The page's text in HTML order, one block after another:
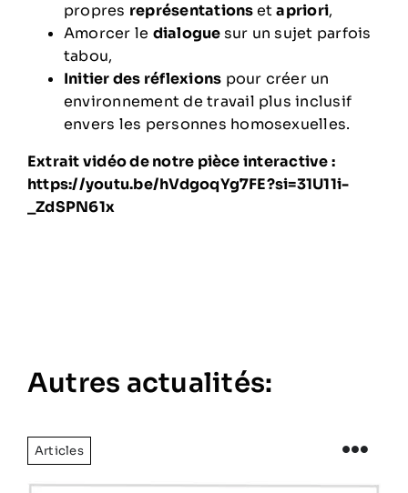
propres représentationsetapriori,
Amorcer le dialoguesur un sujet parfois
tabou,
Initier des réflexions pour créer un
environnement de travail plus inclusif
envers les personnes homosexuelles.
Extrait vidéo de notre pièce interactive :
https://youtu.be/hVdgoqYg7FE?si=31U11i-
_ZdSPN61x
Autres actualités:
Articles